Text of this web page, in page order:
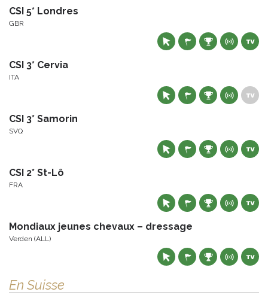
CSI 5* Londres
GBR
CSI 3* Cervia
ITA
CSI 3* Samorin
SVQ
CSI 2* St-Lô
FRA
Mondiaux jeunes chevaux – dressage
Verden (ALL)
En Suisse